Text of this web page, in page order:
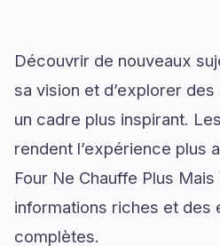
Découvrir de nouveaux
sa vision et d’explorer
un cadre plus inspirant.
rendent l’expérience plus
Four Ne Chauffe Plus
informations riches et des
complètes.